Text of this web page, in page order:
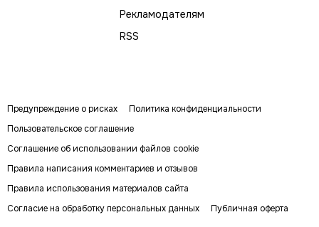
Рекламодателям
RSS
Предупреждение о рисках
Политика конфиденциальности
Пользовательское соглашение
Соглашение об использовании файлов cookie
Правила написания комментариев и отзывов
Правила использования материалов сайта
Согласие на обработку персональных данных
Публичная оферта